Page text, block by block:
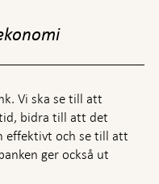
Vi ska se till att
bidra till att det
effektivt och se till att
ger också ut